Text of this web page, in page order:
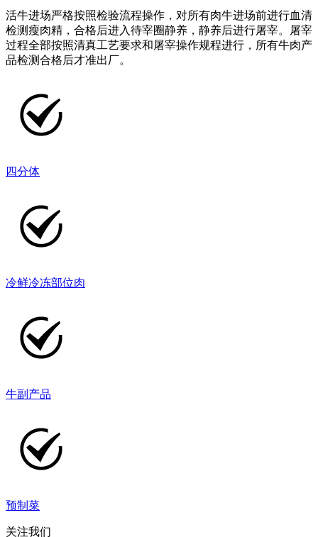
活牛进场严格按照检验流程操作，对所有肉牛进场前进行血清
检测瘦肉精，合格后进入待宰圈静养，静养后进行屠宰。屠宰
过程全部按照清真工艺要求和屠宰操作规程进行，所有牛肉产
品检测合格后才准出厂。
四分体
冷鲜冷冻部位肉
牛副产品
预制菜
关注我们